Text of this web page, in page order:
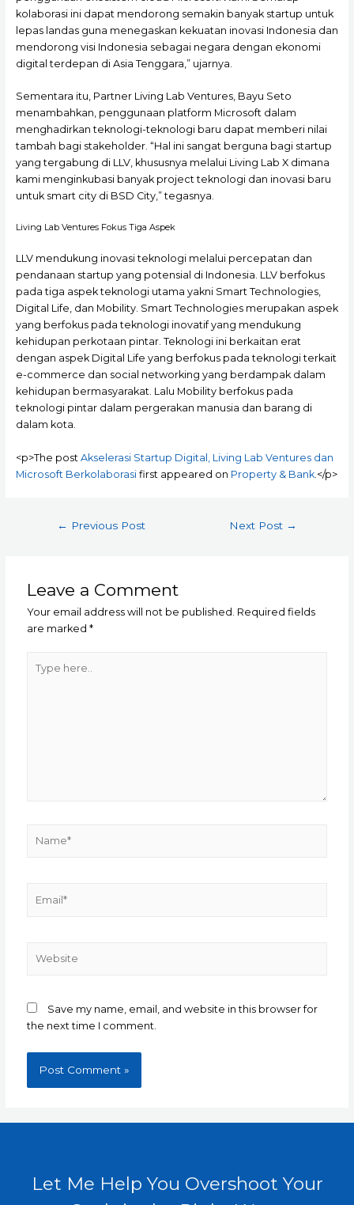
kolaborasi ini dapat mendorong semakin banyak startup untuk
lepas landas guna menegaskan kekuatan inovasi Indonesia dan
mendorong visi Indonesia sebagai negara dengan ekonomi
digital terdepan di Asia Tenggara,” ujarnya.
Sementara itu, Partner Living Lab Ventures, Bayu Seto
menambahkan, penggunaan platform Microsoft dalam
menghadirkan teknologi-teknologi baru dapat memberi nilai
tambah bagi stakeholder. “Hal ini sangat berguna bagi startup
yang tergabung di LLV, khususnya melalui Living Lab X dimana
kami menginkubasi banyak project teknologi dan inovasi baru
untuk smart city di BSD City,” tegasnya.
Living Lab Ventures Fokus Tiga Aspek
LLV mendukung inovasi teknologi melalui percepatan dan
pendanaan startup yang potensial di Indonesia. LLV berfokus
pada tiga aspek teknologi utama yakni Smart Technologies,
Digital Life, dan Mobility. Smart Technologies merupakan aspek
yang berfokus pada teknologi inovatif yang mendukung
kehidupan perkotaan pintar. Teknologi ini berkaitan erat
dengan aspek Digital Life yang berfokus pada teknologi terkait
e-commerce dan social networking yang berdampak dalam
kehidupan bermasyarakat. Lalu Mobility berfokus pada
teknologi pintar dalam pergerakan manusia dan barang di
dalam kota.
<p>The post Akselerasi Startup Digital, Living Lab Ventures dan
Microsoft Berkolaborasifirst appeared on Property & Bank.</p>
← Previous Post Next Post →
Leave a Comment
Your email address will not be published. Required fields
are marked*
here..
Save my name, email, and website in this browser for
the next time I comment.
Let Me Help You Overshoot Your